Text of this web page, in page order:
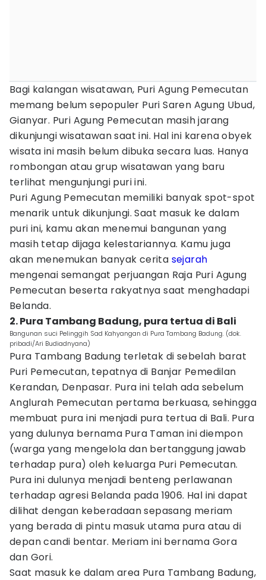
Bagi kalangan wisatawan, Puri Agung Pemecutan
memang belum sepopuler Puri Saren Agung Ubud,
Gianyar. Puri Agung Pemecutan masih jarang
dikunjungi wisatawan saat ini. Hal ini karena obyek
wisata ini masih belum dibuka secara luas. Hanya
rombongan atau grup wisatawan yang baru
terlihat mengunjungi puri ini.
Puri Agung Pemecutan memiliki banyak spot-spot
menarik untuk dikunjungi. Saat masuk ke dalam
puri ini, kamu akan menemui bangunan yang
masih tetap dijaga kelestariannya. Kamu juga
akan menemukan banyak cerita sejarah
mengenai semangat perjuangan Raja Puri Agung
Pemecutan beserta rakyatnya saat menghadapi
Belanda.
2. Pura Tambang Badung, pura tertua di Bali
Bangunan suci Pelinggih Sad Kahyangan di Pura Tambang Badung. (dok.
pribadi/Ari Budiadnyana)
Pura Tambang Badung terletak di sebelah barat
Puri Pemecutan, tepatnya di Banjar Pemedilan
Kerandan, Denpasar. Pura ini telah ada sebelum
Anglurah Pemecutan pertama berkuasa, sehingga
membuat pura ini menjadi pura tertua di Bali. Pura
yang dulunya bernama Pura Taman ini diempon
(warga yang mengelola dan bertanggung jawab
terhadap pura) oleh keluarga Puri Pemecutan.
Pura ini dulunya menjadi benteng perlawanan
terhadap agresi Belanda pada 1906. Hal ini dapat
dilihat dengan keberadaan sepasang meriam
yang berada di pintu masuk utama pura atau di
depan candi bentar. Meriam ini bernama Gora
dan Gori.
Saat masuk ke dalam area Pura Tambang Badung,